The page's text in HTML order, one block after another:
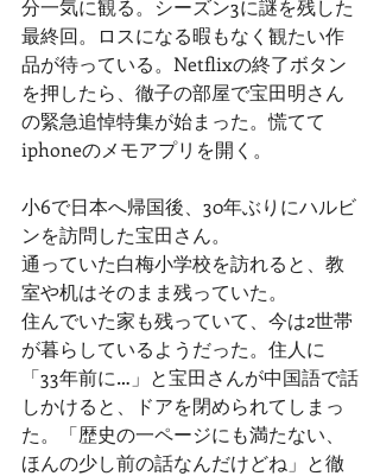
分一気に観る。シーズン3に謎を残した
最終回。ロスになる暇もなく観たい作
品が待っている。Netflixの終了ボタン
を押したら、徹子の部屋で宝田明さん
の緊急追悼特集が始まった。慌てて
iphoneのメモアプリを開く。
小6で日本へ帰国後、30年ぶりにハルビ
ンを訪問した宝田さん。
通っていた白梅小学校を訪れると、教
室や机はそのまま残っていた。
住んでいた家も残っていて、今は2世帯
が暮らしているようだった。住人に
「33年前に…」と宝田さんが中国語で話
しかけると、ドアを閉められてしまっ
た。「歴史の一ページにも満たない、
ほんの少し前の話なんだけどね」と徹